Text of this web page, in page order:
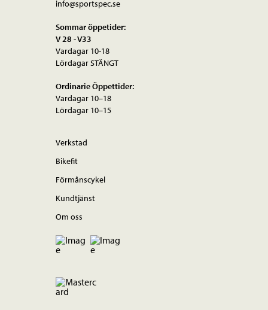
info@sportspec.se
Sommar öppetider:
V 28 - V33
Vardagar 10-18
Lördagar STÄNGT
Ordinarie Öppettider:
Vardagar 10–18
Lördagar 10–15
Verkstad
Bikefit
Förmånscykel
Kundtjänst
Om oss